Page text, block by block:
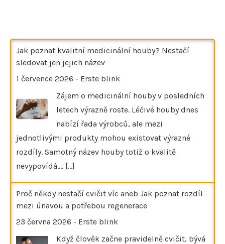
Jak poznat kvalitní medicinální houby? Nestačí
sledovat jen jejich název
1 července 2026 - Erste blink
Zájem o medicinální houby v posledních
letech výrazně roste. Léčivé houby dnes
nabízí řada výrobců, ale mezi
jednotlivými produkty mohou existovat výrazné
rozdíly. Samotný název houby totiž o kvalitě
nevypovídá.… [...]
Proč někdy nestačí cvičit víc aneb Jak poznat rozdíl
mezi únavou a potřebou regenerace
23 června 2026 - Erste blink
Když člověk začne pravidelně cvičit, bývá